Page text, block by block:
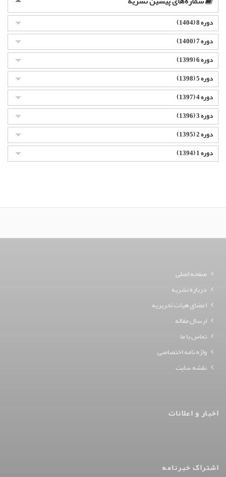
دوره 8 (1404)
دوره 7 (1400)
دوره 6 (1399)
دوره 5 (1398)
دوره 4 (1397)
دوره 3 (1396)
دوره 2 (1395)
دوره 1 (1394)
صفحه اصلی
درباره نشریه
اعضای هیات تحریریه
ارسال مقاله
تماس با ما
واژه نامه اختصاصی
نقشه سایت
اخبار و اعلانات
اشتراک خبرنامه